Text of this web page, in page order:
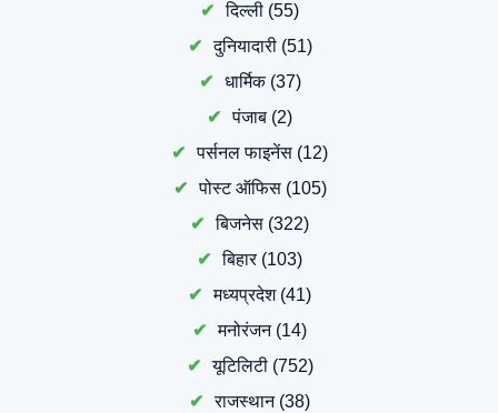
दिल्ली (55)
दुनियादारी(51)
धार्मिक(37)
पंजाब (2)
पर्सनल फाइनेंस (12)
पोस्ट ऑफिस(105)
बिजनेस (322)
बिहार(103)
मध्यप्रदेश(41)
मनोरंजन(14)
यूटिलिटी(752)
राजस्थान(38)